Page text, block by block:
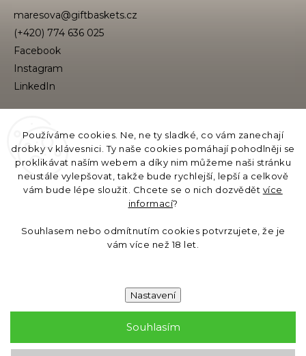
Používáme cookies. Ne, ne ty sladké, co vám zanechají
drobky v klávesnici. Ty naše cookies pomáhají pohodlněji se
proklikávat naším webem a díky nim můžeme naši stránku
neustále vylepšovat, takže bude rychlejší, lepší a celkově
vám bude lépe sloužit. Chcete se o nich dozvědět více
informací?
Souhlasem nebo odmítnutím cookies potvrzujete, že je
vám více než 18 let.
Nastavení
Souhlasím
maresova@giftbaskets.cz
(+420) 774 636 025
Facebook
Instagram
Hledat
GB Moments s.r.o., Evropská 11/2758, 160 00 Praha,
IČ: 19621558, DIČ/EORI: CZ19621558
Copyright 2026Gift Baskets. Všechna práva vyhrazena.